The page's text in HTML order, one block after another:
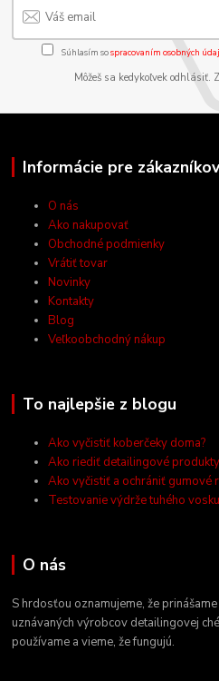
Súhlasím sospracovaním osobných
Môžeš sa kedykoľvek
Informácie pre zákazníkov
O nás
Ako nakupovať
Obchodné podmienky
Vrátiť tovar
Novinky
Kontakty
Blog
Veľkoobchodný nákup
To najlepšie z blogu
Ako vyčistiť koberčeky doma?
Ako riediť detailingové
Ako vyčistiť a ochrániť gumové
Testovanie výdrže tuhého
O nás
S hrdosťou oznamujeme, že
uznávaných výrobcov detailingovej
používame a vieme, že fungujú.